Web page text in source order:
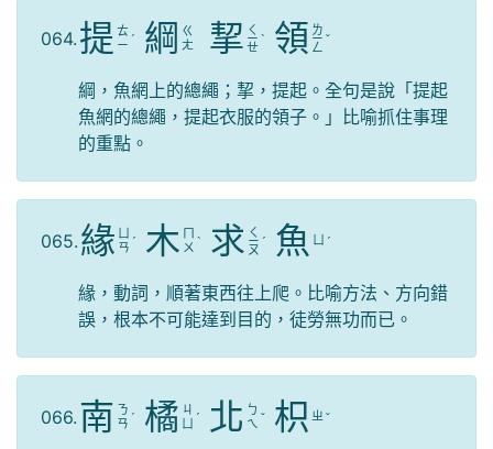
064. 提 ㄊ
ㄧ ˊ 綱 ㄍ
ㄤ
挈 ㄑ
ㄧ
ㄝ
ˋ 領 ㄌ
ㄧ
ㄥ
ˇ
綱，魚網上的總繩；挈，提起。全句是說「提起
魚網的總繩，提起衣服的領子。」比喻抓住事理
的重點。
065. 緣 ㄢ ˊ 木 ㄇ
ㄨ ˋ 求 ㄑ
ㄧ
ㄡ
ˊ 魚 ˊ
緣，動詞，順著東西往上爬。比喻方法、方向錯
誤，根本不可能達到目的，徒勞無功而已。
066. 南 ㄋ
ㄢ ˊ 橘 ㄐ
ˊ 北 ㄅ
ㄟ ˇ 枳 ㄓ ˇ